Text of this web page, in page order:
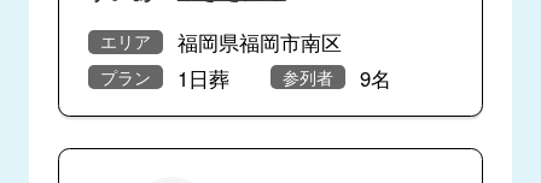
エリア 福岡県福岡市南区
プラン 1日葬 参列者 9名